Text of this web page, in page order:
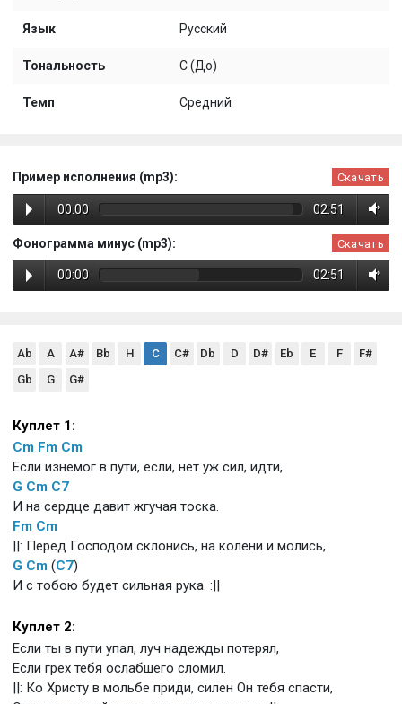
Язык Русский
Тональность C (До)
Темп Средний
Пример исполнения (mp3): Скачать
00:00 02:51
Фонограмма минус (mp3): Скачать
00:00 02:51
Ab A A# Bb H C C# Db D D# Eb E F
F#
Gb
G G#
Куплет 1:
Cm Fm Cm
Если изнемог в пути, если, нет уж сил, идти,
G Cm C7
И на сердце давит жгучая тоска.
Fm Cm
||: Перед Господом склонись, на колени и молись,
G Cm (C7)
И с тобою будет сильная рука. :||
Куплет 2:
Если ты в пути упал, луч надежды потерял,
Если грех тебя ослабшего сломил.
||: Ко Христу в мольбе приди, силен Он тебя спасти,